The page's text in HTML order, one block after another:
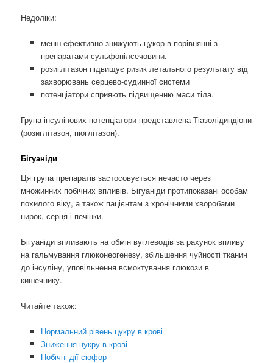
Недоліки:
менш ефективно знижують цукор в порівнянні з
препаратами сульфонілсечовини.
розиглітазон підвищує ризик летального результату від
захворювань серцево-судинної системи
потенціатори сприяють підвищенню маси тіла.
Група інсулінових потенціатори представлена ​​Тіазолідиндіони
(розиглітазон, піоглітазон).
Бігуаніди
Ця група препаратів застосовується нечасто через
множинних побічних впливів. Бігуаніди протипоказані особам
похилого віку, а також пацієнтам з хронічними хворобами
нирок, серця і печінки.
Бігуаніди впливають на обмін вуглеводів за рахунок впливу
на гальмування глюконеогенезу, збільшення чуйності тканин
до інсуліну, уповільнення всмоктування глюкози в
кишечнику.
Читайте також:
Нормальний рівень цукру в крові
Зниження цукру в крові
Побічні дії сіофор